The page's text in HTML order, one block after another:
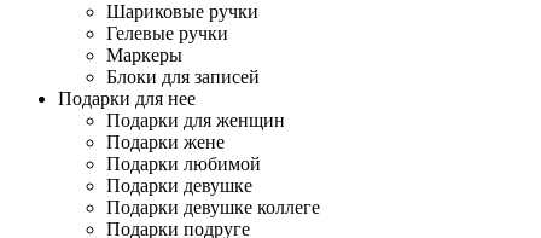
Шариковые ручки
Гелевые ручки
Маркеры
Блоки для записей
Подарки для нее
Подарки для женщин
Подарки жене
Подарки любимой
Подарки девушке
Подарки девушке коллеге
Подарки подруге